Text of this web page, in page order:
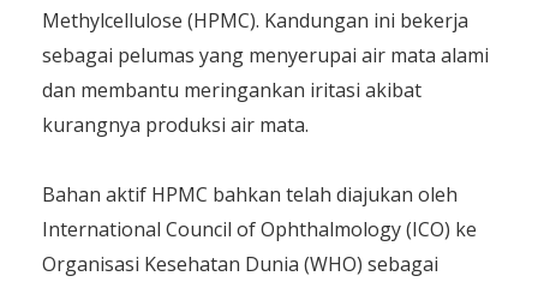
Methylcellulose (HPMC). Kandungan ini bekerja
sebagai pelumas yang menyerupai air mata alami
dan membantu meringankan iritasi akibat
kurangnya produksi air mata.
Bahan aktif HPMC bahkan telah diajukan oleh
International Council of Ophthalmology (ICO) ke
Organisasi Kesehatan Dunia (WHO) sebagai